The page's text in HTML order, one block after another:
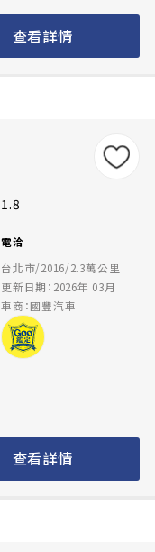
查看詳情
1.8
電洽
台北市/2016/2.3萬公里
更新日期：2026年 03月
車商：國豐汽車
查看詳情